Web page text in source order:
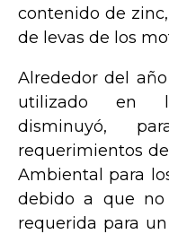
contenido de
de levas de los
Alrededor del
utilizado en
disminuyó,
requerimientos
Ambiental para
debido a que no
requerida para